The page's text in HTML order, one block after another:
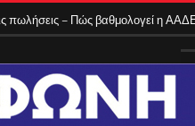
πωλήσεις – Πώς βαθμολογεί η ΑΑΔΕ